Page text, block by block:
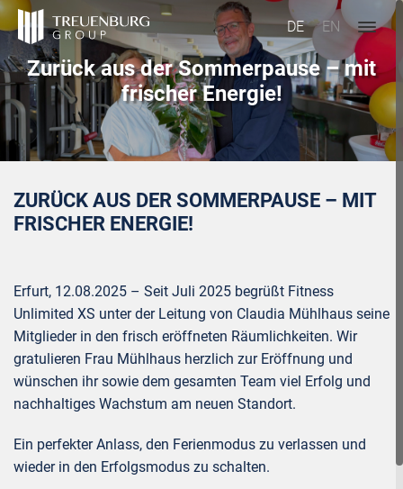
DE EN
Zurück aus der Sommerpause – mit
frischer Energie!
ZURÜCK AUS DER SOMMERPAUSE – MIT
FRISCHER ENERGIE!
Erfurt, 12.08.2025 – Seit Juli 2025 begrüßt Fitness
Unlimited XS unter der Leitung von Claudia Mühlhaus seine
Mitglieder in den frisch eröffneten Räumlichkeiten. Wir
gratulieren Frau Mühlhaus herzlich zur Eröffnung und
wünschen ihr sowie dem gesamten Team viel Erfolg und
nachhaltiges Wachstum am neuen Standort.
Ein perfekter Anlass, den Ferienmodus zu verlassen und
wieder in den Erfolgsmodus zu schalten.